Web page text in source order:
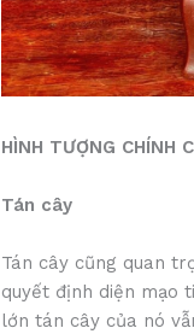
HÌNH TƯỢNG CHÍNH
Tán cây
Tán cây cũng quan
quyết định diện mạo
lớn tán cây của nó